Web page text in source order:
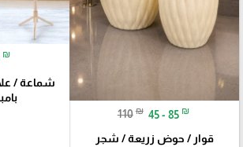
110 ₪ 45 - 85 ₪
قوار / حوض زريعة / شجر
₪
شماعة /